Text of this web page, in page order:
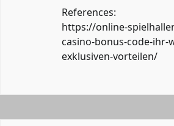
References:
https://online-
casino-bonus-code-ihr-
exklusiven-vorteilen/